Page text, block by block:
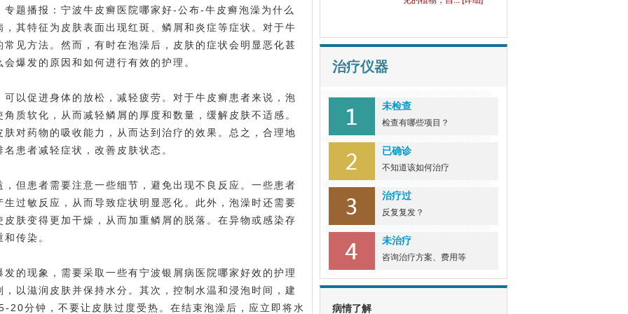
播报：宁波牛皮癣医院哪家好-公布-牛皮癣泡澡为什么
其特征为皮肤表面出现红斑、鳞屑和炎症等症状。对于牛
见方法。然而，有时在泡澡后，皮肤的症状会明显恶化甚
爆发的原因和如何进行有效的护理。
促进身体的放松，减轻疲劳。对于牛皮癣患者来说，泡
质软化，从而减轻鳞屑的厚度和数量，缓解皮肤不适感。
对药物的吸收能力，从而达到治疗的效果。总之，合理地
名 患者减轻症状，改善皮肤状态。
患者需要注意一些细节，避免出现不良反应。一些患者
过敏反应，从而导致症状明显恶化。此外，泡澡时还需要
肤变得更加干燥，从而加重鳞屑的脱落。在异物或感染存
传染。
的现象，需要采取一些有宁波银屑病医院哪家好效的护理
以滋润皮肤并保持水分。其次，控制水温和浸泡时间，建
分钟，不要让皮肤过度受热。在结束泡澡后，应立即将水
野生土大黄可以治疗牛
皮
野菊花的功效对牛皮癣
有
见的植物，自... [详细]
治疗仪器
未检查
检查有哪些项目？
已确诊
不知道该如何治疗
治疗过
反复复发？
未治疗
咨询治疗方案、费用等
病情了解